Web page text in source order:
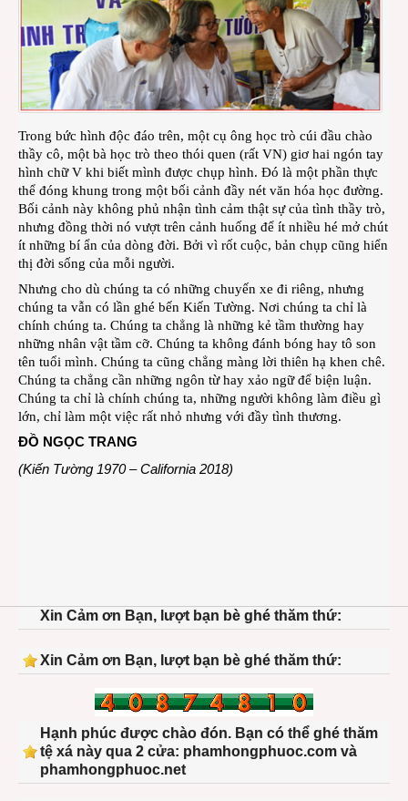
Trong bức hình độc đáo trên, một cụ ông học trò cúi đầu chào
thầy cô, một bà học trò theo thói quen (rất VN) giơ hai ngón tay
hình chữ V khi biết mình được chụp hình. Đó là một phần thực
thể đóng khung trong một bối cảnh đầy nét văn hóa học đường.
Bối cảnh này không phủ nhận tình cảm thật sự của tình thầy trò,
nhưng đồng thời nó vượt trên cảnh huống để ít nhiều hé mở chút
ít những bí ẩn của dòng đời. Bởi vì rốt cuộc, bản chụp cũng hiển
thị đời sống của mỗi người.
Nhưng cho dù chúng ta có những chuyến xe đi riêng, nhưng
chúng ta vẫn có lần ghé bến Kiến Tường. Nơi chúng ta chỉ là
chính chúng ta. Chúng ta chẳng là những kẻ tầm thường hay
những nhân vật tầm cỡ. Chúng ta không đánh bóng hay tô son
tên tuổi mình. Chúng ta cũng chẳng màng lời thiên hạ khen chê.
Chúng ta chẳng cần những ngôn từ hay xảo ngữ để biện luận.
Chúng ta chỉ là chính chúng ta, những người không làm điều gì
lớn, chỉ làm một việc rất nhỏ nhưng với đầy tình thương.
ĐỒ NGỌC TRANG
(Kiến Tường 1970 – California 2018)
Xin Cảm ơn Bạn, lượt bạn bè ghé thăm thứ:
Xin Cảm ơn Bạn, lượt bạn bè ghé thăm thứ:
Hạnh phúc được chào đón. Bạn có thể ghé thăm
tệ xá này qua 2 cửa: phamhongphuoc.com và
phamhongphuoc.net